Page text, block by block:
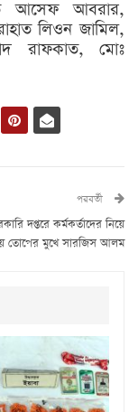
আসেফ আবরার,
লিওন জামিল,
রাফকাত, মোঃ
পরবর্তী
দপ্তরে কর্মকর্তাদের নিয়ে
তোপের মুখে সারজিস আলম